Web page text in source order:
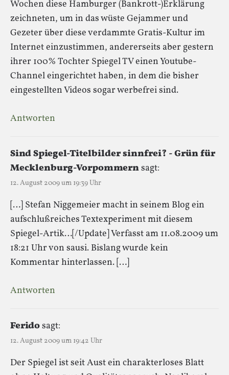
Wochen diese Hamburger (Bankrott-)Erklärung
zeichneten, um in das wüste Gejammer und
Gezeter über diese verdammte Gratis-Kultur im
Internet einzustimmen, andererseits aber gestern
ihrer 100% Tochter Spiegel TV einen Youtube-
Channel eingerichtet haben, in dem die bisher
eingestellten Videos sogar werbefrei sind.
Antworten
Sind Spiegel-Titelbilder sinnfrei? - Grün für
Mecklenburg-Vorpommernsagt:
12. August 2009 um 19:39 Uhr
[…] Stefan Niggemeier macht in seinem Blog ein
aufschlußreiches Textexperiment mit diesem
Spiegel-Artik…[/Update] Verfasst am 11.08.2009 um
18:21 Uhr von sausi. Bislang wurde kein
Kommentar hinterlassen. […]
Antworten
Feridosagt:
12. August 2009 um 19:42 Uhr
Der Spiegel ist seit Aust ein charakterloses Blatt